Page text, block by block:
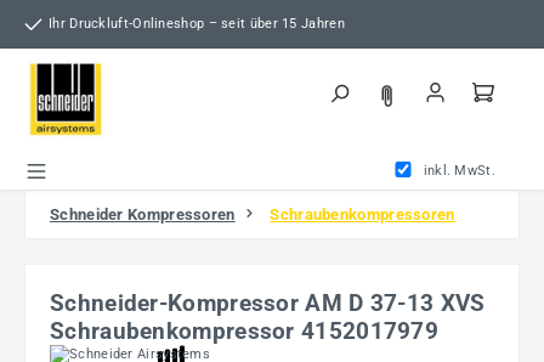
Zum Hauptinhalt springen
Ihr Druckluft-Onlineshop – seit über 15 Jahren
inkl. MwSt.
Schneider Kompressoren Schraubenkompressoren
Schneider-Kompressor AM D 37-13 XVS
Schraubenkompressor 4152017979